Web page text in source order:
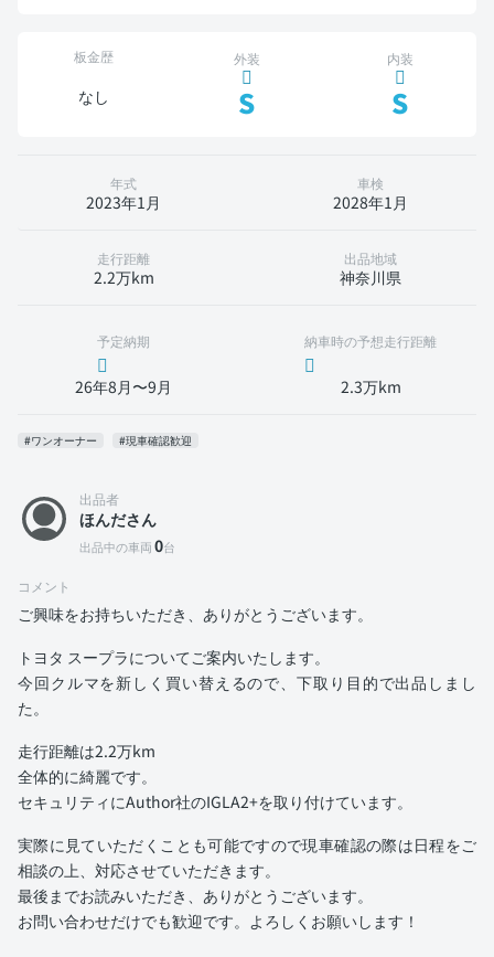
板金歴
なし
外装
S
内装
S
年式
2023年1月
車検
2028年1月
走行距離
2.2万km
出品地域
神奈川県
予定納期
26年8月〜9月
納車時の予想走行距離
2.3万km
#ワンオーナー #現車確認歓迎
出品者
ほんださん
出品中の車両0台
コメント
ご興味をお持ちいただき、ありがとうございます。
トヨタ スープラについてご案内いたします。
今回クルマを新しく買い替えるので、下取り目的で出品しまし
た。
走行距離は2.2万km
全体的に綺麗です。
セキュリティにAuthor社のIGLA2+を取り付けています。
実際に見ていただくことも可能ですので現車確認の際は日程をご
相談の上、対応させていただきます。
最後までお読みいただき、ありがとうございます。
お問い合わせだけでも歓迎です。よろしくお願いします！